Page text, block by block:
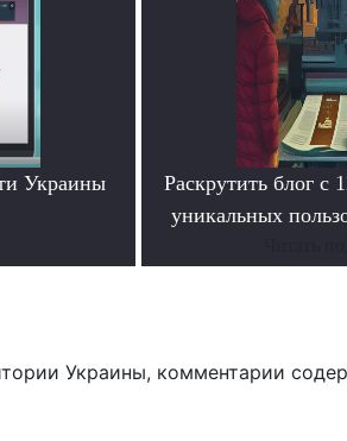
Украины
Раскрутить блог с
уникальных
Украины, комментарии